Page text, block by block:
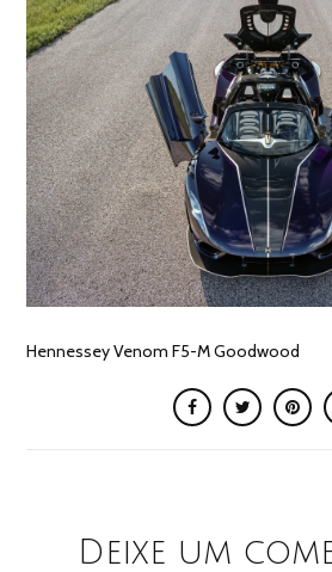
Hennessey Venom F5-M Goodwood
Deixe um